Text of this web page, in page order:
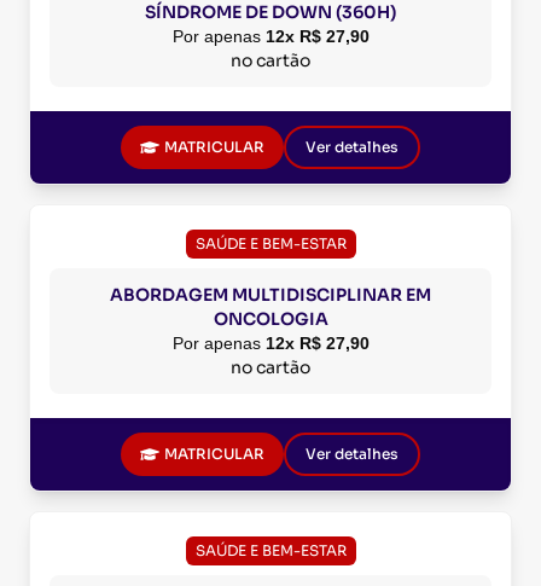
SÍNDROME DE DOWN (360H)
Por apenas 12x R$ 27,90
no cartão
MATRICULAR Ver detalhes
SAÚDE E BEM-ESTAR
ABORDAGEM MULTIDISCIPLINAR EM
ONCOLOGIA
Por apenas 12x R$ 27,90
no cartão
MATRICULAR Ver detalhes
SAÚDE E BEM-ESTAR